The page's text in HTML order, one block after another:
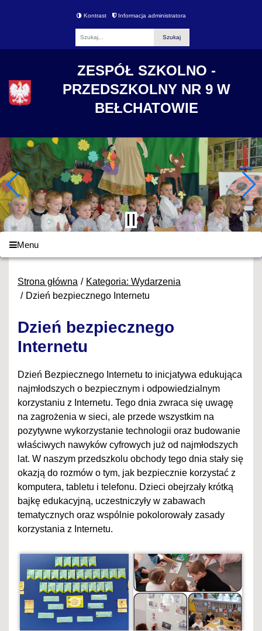
Kontrast Informacja administratora
ZESPÓŁ SZKOLNO -
PRZEDSZKOLNY NR 9 W
BEŁCHATOWIE
Menu
Strona główna
Kategoria: Wydarzenia
Dzień bezpiecznego Internetu
Dzień bezpiecznego
Internetu
Dzień Bezpiecznego Internetu to inicjatywa edukująca
najmłodszych o bezpiecznym i odpowiedzialnym
korzystaniu z Internetu. Tego dnia zwraca się uwagę
na zagrożenia w sieci, ale przede wszystkim na
pozytywne wykorzystanie technologii oraz budowanie
właściwych nawyków cyfrowych już od najmłodszych
lat. W naszym przedszkolu obchody tego dnia stały się
okazją do rozmów o tym, jak bezpiecznie korzystać z
komputera, tabletu i telefonu. Dzieci obejrzały krótką
bajkę edukacyjną, uczestniczyły w zabawach
tematycznych oraz wspólnie pokolorowały zasady
korzystania z Internetu.